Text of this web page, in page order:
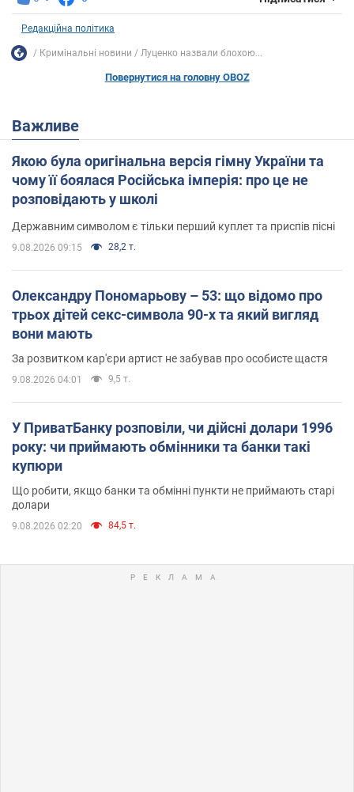
Редакційна політика
Кримінальні новини Луценко назвали блохою...
Повернутися на головну OBOZ
Важливе
Якою була оригінальна версія гімну України та
чому її боялася Російська імперія: про це не
розповідають у школі
Державним символом є тільки перший куплет та приспів пісні
9.08.2026 09:15 28,2 т.
Олександру Пономарьову – 53: що відомо про
трьох дітей секс-символа 90-х та який вигляд
вони мають
За розвитком кар'єри артист не забував про особисте щастя
9.08.2026 04:01 9,5 т.
У ПриватБанку розповіли, чи дійсні долари 1996
року: чи приймають обмінники та банки такі
купюри
Що робити, якщо банки та обмінні пункти не приймають старі
долари
9.08.2026 02:20 84,5 т.